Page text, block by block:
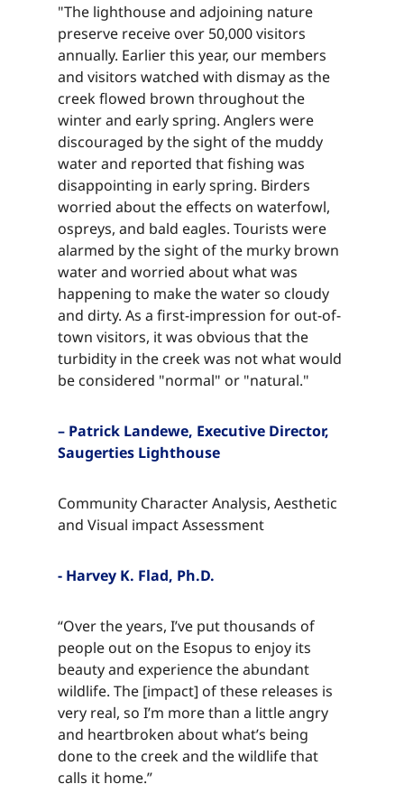
"The lighthouse and adjoining nature
preserve receive over 50,000 visitors
annually. Earlier this year, our members
and visitors watched with dismay as the
creek flowed brown throughout the
winter and early spring. Anglers were
discouraged by the sight of the muddy
water and reported that fishing was
disappointing in early spring. Birders
worried about the effects on waterfowl,
ospreys, and bald eagles. Tourists were
alarmed by the sight of the murky brown
water and worried about what was
happening to make the water so cloudy
and dirty. As a first-impression for out-of-
town visitors, it was obvious that the
turbidity in the creek was not what would
be considered "normal" or "natural."​​​​‌ ‍ ​‍​‍‌‍ ‌ ​‍‌‍‍‌‌‍‌ ‌‍‍‌‌‍ ‍​‍​‍​ ‍‍​‍​‍‌ ​ ‌‍​‌‌‍ ‍‌‍‍‌‌ ‌​‌ ‍‌​‍ ‍‌‍‍‌‌‍ ​‍​‍​‍ ​​‍​‍‌‍‍​‌ ​‍‌‍‌‌‌‍‌‍​‍​‍​ ‍‍​‍​‍‌‍‍​‌ ‌​‌ ‌​‌ ​​‌ ​ ​ ‍‍​‍ ​‍ ‌‍​ ‌‍ ‌‌ ​ ​‍ ‍‌‍ ‌‌‍​‌‌‍‍‌‌‍ ‍​‍ ‍​ ​‍​ ​​​ ​‍​ ‌​‌ ​‍‌‍‌‌‌‍‌​‌‍‌‌‌ ​ ‌‍‍‌‌‍‌ ‌‍ ‍​‍ ‍‌ ​‍‌‍‍‌‌ ‌‍‌‍‌‌‌ ​‍‌‍‍ ‌‍‌‌‌‍‌‌‌ ​​‌‍‌‌‌ ​‍​‍ ‍‌‍ ‌ ​‍‌‍‌ ​‍ ‌‍‍‌‌‍ ‍‌ ‌​‌‍‌‌‌‍ ‍‌ ‌​​‍ ‌‍‌‌‌‍‌​‌‍‍‌‌ ‌​​‍ ‌‍ ‌‌‍ ‌‍‌​‌‍‌‌​ ‌‌ ​​‌ ​‍‌‍‌‌‌ ​ ‌‍‌‌‌‍ ‍‌ ‌​‌‍​‌‌ ‌​‌‍‍‌‌‍ ‌‍ ‍​ ‍ ‌‍‍‌‌‍‌​​ ‌​ ‌ ​ ​‌​ ​‌​ ​‌​ ​ ‌‍​‌​ ​​​ ​ ​‍ ‌​ ​‌​ ‌​​ ‌‌‌‍​ ​‍ ‌​ ‌​‌‍​‍​ ‌‌​ ‌ ​‍ ‌‌‍​‍​ ​​​ ‌‍‌‍​ ​‍ ‌​ ​​​ ‌ ​ ‌‌​ ​​​ ‍‌​ ​ ​ ​‍‌‍‌‍​ ​​​ ‍‌​ ​‌‌‍​‌​ ‍ ‌ ‌​‌ ‍‌‌ ​​‌‍‌‌​ ‌‌‍​‌‌ ​‍‌ ‌​‌‍‍‌‌‍​ ‌‍ ​‌‍‌‌​ ‍ ‌ ​​‌‍​‌‌ ‌​‌‍‍​​ ‌‌‍​ ‌‍ ‌‍ ‍‌ ‌​‌‍‌‌‌‍ ‍‌ ‌​​‍‌‌​ ‌‌‌​​‍‌‌ ‌‍‍ ‌‍‌‌‌ ‍‌​‍‌‌​ ​ ‌​‌​​‍‌‌​ ​ ‌​‌​​‍‌‌​ ​‍​ ​‍​ ​‍​ ‍​‌‍​ ‌‍​ ​ ‌​​ ‍‌‌‍​ ​ ‌‌​ ‌‍‌‍​ ​ ‌​​ ‍​​‍‌‌​ ​‍​ ​‍​‍‌‌​ ‌‌‌​‌​​‍ ‍‌‍​ ‌‍‍​‌‍‍‌‌‍ ​‌‍‌​‌ ​‍‌‍‌‌‌‍ ‍​‍‌‌​ ‌‌‌​​‍‌‌ ‌‍‍ ‌‍‌‌‌ ‍‌​‍‌‌​ ​ ‌​‌​​‍‌‌​ ​ ‌​‌​​‍‌‌​ ​‍​ ​‍​ ​‍​ ‍​‌‍​ ‌‍​ ​ ‌​​ ‍‌‌‍​ ​ ‌‌​ ‌‍‌‍​ ​ ‌​​ ‍​​ ​​​‍‌‌​ ​‍​ ​‍​‍‌‌​ ‌‌‌​‌​​‍ ‍‌ ‌​‌‍‌‌‌ ‍​‌ ‌​​ ‌‍​‍‌‍​‌‌ ​ ‌‍‌‌‌‌‌‌‌ ​‍‌‍ ​​ ‌‌‍‍​‌ ‌​‌ ‌​‌ ​​‌ ​ ​‍‌‌​ ​ ‌​​‌​‍‌‌​ ​‍‌​‌‍​‍‌‌​ ​‍‌​‌‍‌‍​ ‌‍ ‌‌ ​ ​‍ ‍‌‍ ‌‌‍​‌‌‍‍‌‌‍ ‍​‍ ‍​ ​‍​ ​​​ ​‍​ ‌​‌ ​‍‌‍‌‌‌‍‌​‌‍‌‌‌ ​ ‌‍‍‌‌‍‌ ‌‍ ‍​‍ ‍‌ ​‍‌‍‍‌‌ ‌‍‌‍‌‌‌ ​‍‌‍‍ ‌‍‌‌‌‍‌‌‌ ​​‌‍‌‌‌ ​‍​‍ ‍‌‍ ‌ ​‍‌‍‌ ​‍‌‍‌‍‍‌‌‍‌​​ ‌​ ‌ ​ ​‌​ ​‌​ ​‌​ ​ ‌‍​‌​ ​​​ ​ ​‍ ‌​ ​‌​ ‌​​ ‌‌‌‍​ ​‍ ‌​ ‌​‌‍​‍​ ‌‌​ ‌ ​‍ ‌‌‍​‍​ ​​​ ‌‍‌‍​ ​‍ ‌​ ​​​ ‌ ​ ‌‌​ ​​​ ‍‌​ ​ ​ ​‍‌‍‌‍​ ​​​ ‍‌​ ​‌‌‍​‌​‍‌‍‌ ‌​‌ ‍‌‌ ​​‌‍‌‌​ ‌‌‍​‌‌ ​‍‌ ‌​‌‍‍‌‌‍​ ‌‍ ​‌‍‌‌​‍‌‍‌ ​​‌‍​‌‌ ‌​‌‍‍​​ ‌‌‍​ ‌‍ ‌‍ ‍‌ ‌​‌‍‌‌‌‍ ‍‌ ‌​​‍‌‌​ ‌‌‌​​‍‌‌ ‌‍‍ ‌‍‌‌‌ ‍‌​‍‌‌​ ​ ‌​‌​​‍‌‌​ ​ ‌​‌​​‍‌‌​ ​‍​ ​‍​ ​‍​ ‍​‌‍​ ‌‍​ ​ ‌​​ ‍‌‌‍​ ​ ‌‌​ ‌‍‌‍​ ​ ‌​​ ‍​​‍‌‌​ ​‍​ ​‍​‍‌‌​ ‌‌‌​‌​​‍ ‍‌‍​ ‌‍‍​‌‍‍‌‌‍ ​‌‍‌​‌ ​‍‌‍‌‌‌‍ ‍​‍‌‌​ ‌‌‌​​‍‌‌ ‌‍‍ ‌‍‌‌‌ ‍‌​‍‌‌​ ​ ‌​‌​​‍‌‌​ ​ ‌​‌​​‍‌‌​ ​‍​ ​‍​ ​‍​ ‍​‌‍​ ‌‍​ ​ ‌​​ ‍‌‌‍​ ​ ‌‌​ ‌‍‌‍​ ​ ‌​​ ‍​​ ​​​‍‌‌​ ​‍​ ​‍​‍‌‌​ ‌‌‌​‌​​‍ ‍‌ ‌​‌‍‌‌‌ ‍​‌ ‌​​‍‌‍‌ ​​‌‍‌‌‌ ​‍‌ ​ ‌ ​​‌‍‌‌‌‍​ ‌ ‌​‌‍‍‌‌ ‌‍‌‍‌‌​ ‌‌ ​​‌ ‌‌‌‍​‍‌‍ ​‌‍‍‌‌ ​ ‌‍‍​‌‍‌‌‌‍‌​​‍​‍‌ ‌
– Patrick Landewe, Executive Director,
Saugerties Lighthouse​​​​‌ ‍ ​‍​‍‌‍ ‌ ​‍‌‍‍‌‌‍‌ ‌‍‍‌‌‍ ‍​‍​‍​ ‍‍​‍​‍‌ ​ ‌‍​‌‌‍ ‍‌‍‍‌‌ ‌​‌ ‍‌​‍ ‍‌‍‍‌‌‍ ​‍​‍​‍ ​​‍​‍‌‍‍​‌ ​‍‌‍‌‌‌‍‌‍​‍​‍​ ‍‍​‍​‍‌‍‍​‌ ‌​‌ ‌​‌ ​​‌ ​ ​ ‍‍​‍ ​‍ ‌‍​ ‌‍ ‌‌ ​ ​‍ ‍‌‍ ‌‌‍​‌‌‍‍‌‌‍ ‍​‍ ‍​ ​‍​ ​​​ ​‍​ ‌​‌ ​‍‌‍‌‌‌‍‌​‌‍‌‌‌ ​ ‌‍‍‌‌‍‌ ‌‍ ‍​‍ ‍‌ ​‍‌‍‍‌‌ ‌‍‌‍‌‌‌ ​‍‌‍‍ ‌‍‌‌‌‍‌‌‌ ​​‌‍‌‌‌ ​‍​‍ ‍‌‍ ‌ ​‍‌‍‌ ​‍ ‌‍‍‌‌‍ ‍‌ ‌​‌‍‌‌‌‍ ‍‌ ‌​​‍ ‌‍‌‌‌‍‌​‌‍‍‌‌ ‌​​‍ ‌‍ ‌‌‍ ‌‍‌​‌‍‌‌​ ‌‌ ​​‌ ​‍‌‍‌‌‌ ​ ‌‍‌‌‌‍ ‍‌ ‌​‌‍​‌‌ ‌​‌‍‍‌‌‍ ‌‍ ‍​ ‍ ‌‍‍‌‌‍‌​​ ‌​ ‌ ​ ​‌​ ​‌​ ​‌​ ​ ‌‍​‌​ ​​​ ​ ​‍ ‌​ ​‌​ ‌​​ ‌‌‌‍​ ​‍ ‌​ ‌​‌‍​‍​ ‌‌​ ‌ ​‍ ‌‌‍​‍​ ​​​ ‌‍‌‍​ ​‍ ‌​ ​​​ ‌ ​ ‌‌​ ​​​ ‍‌​ ​ ​ ​‍‌‍‌‍​ ​​​ ‍‌​ ​‌‌‍​‌​ ‍ ‌ ‌​‌ ‍‌‌ ​​‌‍‌‌​ ‌‌‍​‌‌ ​‍‌ ‌​‌‍‍‌‌‍​ ‌‍ ​‌‍‌‌​ ‍ ‌ ​​‌‍​‌‌ ‌​‌‍‍​​ ‌‌‍​ ‌‍ ‌‍ ‍‌ ‌​‌‍‌‌‌‍ ‍‌ ‌​​‍‌‌​ ‌‌‌​​‍‌‌ ‌‍‍ ‌‍‌‌‌ ‍‌​‍‌‌​ ​ ‌​‌​​‍‌‌​ ​ ‌​‌​​‍‌‌​ ​‍​ ​‍​ ‌​​ ‌‌‌‍​ ​ ​ ​ ​ ‌‍‌​​ ‍‌‌‍‌‍​ ‍‌​ ​‍​ ​ ​ ‍‌​‍‌‌​ ​‍​ ​‍​‍‌‌​ ‌‌‌​‌​​‍ ‍‌‍​ ‌‍‍​‌‍‍‌‌‍ ​‌‍‌​‌ ​‍‌‍‌‌‌‍ ‍​‍‌‌​ ‌‌‌​​‍‌‌ ‌‍‍ ‌‍‌‌‌ ‍‌​‍‌‌​ ​ ‌​‌​​‍‌‌​ ​ ‌​‌​​‍‌‌​ ​‍​ ​‍​ ‌​​ ‌‌‌‍​ ​ ​ ​ ​ ‌‍‌​​ ‍‌‌‍‌‍​ ‍‌​ ​‍​ ​ ​ ‍‌​ ​​​‍‌‌​ ​‍​ ​‍​‍‌‌​ ‌‌‌​‌​​‍ ‍‌ ‌​‌‍‌‌‌ ‍​‌ ‌​​ ‌‍​‍‌‍​‌‌ ​ ‌‍‌‌‌‌‌‌‌ ​‍‌‍ ​​ ‌‌‍‍​‌ ‌​‌ ‌​‌ ​​‌ ​ ​‍‌‌​ ​ ‌​​‌​‍‌‌​ ​‍‌​‌‍​‍‌‌​ ​‍‌​‌‍‌‍​ ‌‍ ‌‌ ​ ​‍ ‍‌‍ ‌‌‍​‌‌‍‍‌‌‍ ‍​‍ ‍​ ​‍​ ​​​ ​‍​ ‌​‌ ​‍‌‍‌‌‌‍‌​‌‍‌‌‌ ​ ‌‍‍‌‌‍‌ ‌‍ ‍​‍ ‍‌ ​‍‌‍‍‌‌ ‌‍‌‍‌‌‌ ​‍‌‍‍ ‌‍‌‌‌‍‌‌‌ ​​‌‍‌‌‌ ​‍​‍ ‍‌‍ ‌ ​‍‌‍‌ ​‍‌‍‌‍‍‌‌‍‌​​ ‌​ ‌ ​ ​‌​ ​‌​ ​‌​ ​ ‌‍​‌​ ​​​ ​ ​‍ ‌​ ​‌​ ‌​​ ‌‌‌‍​ ​‍ ‌​ ‌​‌‍​‍​ ‌‌​ ‌ ​‍ ‌‌‍​‍​ ​​​ ‌‍‌‍​ ​‍ ‌​ ​​​ ‌ ​ ‌‌​ ​​​ ‍‌​ ​ ​ ​‍‌‍‌‍​ ​​​ ‍‌​ ​‌‌‍​‌​‍‌‍‌ ‌​‌ ‍‌‌ ​​‌‍‌‌​ ‌‌‍​‌‌ ​‍‌ ‌​‌‍‍‌‌‍​ ‌‍ ​‌‍‌‌​‍‌‍‌ ​​‌‍​‌‌ ‌​‌‍‍​​ ‌‌‍​ ‌‍ ‌‍ ‍‌ ‌​‌‍‌‌‌‍ ‍‌ ‌​​‍‌‌​ ‌‌‌​​‍‌‌ ‌‍‍ ‌‍‌‌‌ ‍‌​‍‌‌​ ​ ‌​‌​​‍‌‌​ ​ ‌​‌​​‍‌‌​ ​‍​ ​‍​ ‌​​ ‌‌‌‍​ ​ ​ ​ ​ ‌‍‌​​ ‍‌‌‍‌‍​ ‍‌​ ​‍​ ​ ​ ‍‌​‍‌‌​ ​‍​ ​‍​‍‌‌​ ‌‌‌​‌​​‍ ‍‌‍​ ‌‍‍​‌‍‍‌‌‍ ​‌‍‌​‌ ​‍‌‍‌‌‌‍ ‍​‍‌‌​ ‌‌‌​​‍‌‌ ‌‍‍ ‌‍‌‌‌ ‍‌​‍‌‌​ ​ ‌​‌​​‍‌‌​ ​ ‌​‌​​‍‌‌​ ​‍​ ​‍​ ‌​​ ‌‌‌‍​ ​ ​ ​ ​ ‌‍‌​​ ‍‌‌‍‌‍​ ‍‌​ ​‍​ ​ ​ ‍‌​ ​​​‍‌‌​ ​‍​ ​‍​‍‌‌​ ‌‌‌​‌​​‍ ‍‌ ‌​‌‍‌‌‌ ‍​‌ ‌​​‍‌‍‌ ​​‌‍‌‌‌ ​‍‌ ​ ‌ ​​‌‍‌‌‌‍​ ‌ ‌​‌‍‍‌‌ ‌‍‌‍‌‌​ ‌‌ ​​‌ ‌‌‌‍​‍‌‍ ​‌‍‍‌‌ ​ ‌‍‍​‌‍‌‌‌‍‌​​‍​‍‌ ‌
Community Character Analysis, Aesthetic
and Visual impact Assessment​​​​‌ ‍ ​‍​‍‌‍ ‌ ​‍‌‍‍‌‌‍‌ ‌‍‍‌‌‍ ‍​‍​‍​ ‍‍​‍​‍‌ ​ ‌‍​‌‌‍ ‍‌‍‍‌‌ ‌​‌ ‍‌​‍ ‍‌‍‍‌‌‍ ​‍​‍​‍ ​​‍​‍‌‍‍​‌ ​‍‌‍‌‌‌‍‌‍​‍​‍​ ‍‍​‍​‍‌‍‍​‌ ‌​‌ ‌​‌ ​​‌ ​ ​ ‍‍​‍ ​‍ ‌‍​ ‌‍ ‌‌ ​ ​‍ ‍‌‍ ‌‌‍​‌‌‍‍‌‌‍ ‍​‍ ‍​ ​‍​ ​​​ ​‍​ ‌​‌ ​‍‌‍‌‌‌‍‌​‌‍‌‌‌ ​ ‌‍‍‌‌‍‌ ‌‍ ‍​‍ ‍‌ ​‍‌‍‍‌‌ ‌‍‌‍‌‌‌ ​‍‌‍‍ ‌‍‌‌‌‍‌‌‌ ​​‌‍‌‌‌ ​‍​‍ ‍‌‍ ‌ ​‍‌‍‌ ​‍ ‌‍‍‌‌‍ ‍‌ ‌​‌‍‌‌‌‍ ‍‌ ‌​​‍ ‌‍‌‌‌‍‌​‌‍‍‌‌ ‌​​‍ ‌‍ ‌‌‍ ‌‍‌​‌‍‌‌​ ‌‌ ​​‌ ​‍‌‍‌‌‌ ​ ‌‍‌‌‌‍ ‍‌ ‌​‌‍​‌‌ ‌​‌‍‍‌‌‍ ‌‍ ‍​ ‍ ‌‍‍‌‌‍‌​​ ‌​ ‌ ​ ​‌​ ​‌​ ​‌​ ​ ‌‍​‌​ ​​​ ​ ​‍ ‌​ ​‌​ ‌​​ ‌‌‌‍​ ​‍ ‌​ ‌​‌‍​‍​ ‌‌​ ‌ ​‍ ‌‌‍​‍​ ​​​ ‌‍‌‍​ ​‍ ‌​ ​​​ ‌ ​ ‌‌​ ​​​ ‍‌​ ​ ​ ​‍‌‍‌‍​ ​​​ ‍‌​ ​‌‌‍​‌​ ‍ ‌ ‌​‌ ‍‌‌ ​​‌‍‌‌​ ‌‌‍​‌‌ ​‍‌ ‌​‌‍‍‌‌‍​ ‌‍ ​‌‍‌‌​ ‍ ‌ ​​‌‍​‌‌ ‌​‌‍‍​​ ‌‌‍​ ‌‍ ‌‍ ‍‌ ‌​‌‍‌‌‌‍ ‍‌ ‌​​‍‌‌​ ‌‌‌​​‍‌‌ ‌‍‍ ‌‍‌‌‌ ‍‌​‍‌‌​ ​ ‌​‌​​‍‌‌​ ​ ‌​‌​​‍‌‌​ ​‍​ ​‍‌‍‌‌‌‍‌‍​ ‍​​ ​ ​ ‌‌‌‍​‌‌‍‌​​ ‌‌​ ‌‍​ ‌ ​ ​​​ ​‌​‍‌‌​ ​‍​ ​‍​‍‌‌​ ‌‌‌​‌​​‍ ‍‌‍​ ‌‍‍​‌‍‍‌‌‍ ​‌‍‌​‌ ​‍‌‍‌‌‌‍ ‍​‍‌‌​ ‌‌‌​​‍‌‌ ‌‍‍ ‌‍‌‌‌ ‍‌​‍‌‌​ ​ ‌​‌​​‍‌‌​ ​ ‌​‌​​‍‌‌​ ​‍​ ​‍‌‍‌‌‌‍‌‍​ ‍​​ ​ ​ ‌‌‌‍​‌‌‍‌​​ ‌‌​ ‌‍​ ‌ ​ ​​​ ​‌​ ​​​‍‌‌​ ​‍​ ​‍​‍‌‌​ ‌‌‌​‌​​‍ ‍‌ ‌​‌‍‌‌‌ ‍​‌ ‌​​ ‌‍​‍‌‍​‌‌ ​ ‌‍‌‌‌‌‌‌‌ ​‍‌‍ ​​ ‌‌‍‍​‌ ‌​‌ ‌​‌ ​​‌ ​ ​‍‌‌​ ​ ‌​​‌​‍‌‌​ ​‍‌​‌‍​‍‌‌​ ​‍‌​‌‍‌‍​ ‌‍ ‌‌ ​ ​‍ ‍‌‍ ‌‌‍​‌‌‍‍‌‌‍ ‍​‍ ‍​ ​‍​ ​​​ ​‍​ ‌​‌ ​‍‌‍‌‌‌‍‌​‌‍‌‌‌ ​ ‌‍‍‌‌‍‌ ‌‍ ‍​‍ ‍‌ ​‍‌‍‍‌‌ ‌‍‌‍‌‌‌ ​‍‌‍‍ ‌‍‌‌‌‍‌‌‌ ​​‌‍‌‌‌ ​‍​‍ ‍‌‍ ‌ ​‍‌‍‌ ​‍‌‍‌‍‍‌‌‍‌​​ ‌​ ‌ ​ ​‌​ ​‌​ ​‌​ ​ ‌‍​‌​ ​​​ ​ ​‍ ‌​ ​‌​ ‌​​ ‌‌‌‍​ ​‍ ‌​ ‌​‌‍​‍​ ‌‌​ ‌ ​‍ ‌‌‍​‍​ ​​​ ‌‍‌‍​ ​‍ ‌​ ​​​ ‌ ​ ‌‌​ ​​​ ‍‌​ ​ ​ ​‍‌‍‌‍​ ​​​ ‍‌​ ​‌‌‍​‌​‍‌‍‌ ‌​‌ ‍‌‌ ​​‌‍‌‌​ ‌‌‍​‌‌ ​‍‌ ‌​‌‍‍‌‌‍​ ‌‍ ​‌‍‌‌​‍‌‍‌ ​​‌‍​‌‌ ‌​‌‍‍​​ ‌‌‍​ ‌‍ ‌‍ ‍‌ ‌​‌‍‌‌‌‍ ‍‌ ‌​​‍‌‌​ ‌‌‌​​‍‌‌ ‌‍‍ ‌‍‌‌‌ ‍‌​‍‌‌​ ​ ‌​‌​​‍‌‌​ ​ ‌​‌​​‍‌‌​ ​‍​ ​‍‌‍‌‌‌‍‌‍​ ‍​​ ​ ​ ‌‌‌‍​‌‌‍‌​​ ‌‌​ ‌‍​ ‌ ​ ​​​ ​‌​‍‌‌​ ​‍​ ​‍​‍‌‌​ ‌‌‌​‌​​‍ ‍‌‍​ ‌‍‍​‌‍‍‌‌‍ ​‌‍‌​‌ ​‍‌‍‌‌‌‍ ‍​‍‌‌​ ‌‌‌​​‍‌‌ ‌‍‍ ‌‍‌‌‌ ‍‌​‍‌‌​ ​ ‌​‌​​‍‌‌​ ​ ‌​‌​​‍‌‌​ ​‍​ ​‍‌‍‌‌‌‍‌‍​ ‍​​ ​ ​ ‌‌‌‍​‌‌‍‌​​ ‌‌​ ‌‍​ ‌ ​ ​​​ ​‌​ ​​​‍‌‌​ ​‍​ ​‍​‍‌‌​ ‌‌‌​‌​​‍ ‍‌ ‌​‌‍‌‌‌ ‍​‌ ‌​​‍‌‍‌ ​​‌‍‌‌‌ ​‍‌ ​ ‌ ​​‌‍‌‌‌‍​ ‌ ‌​‌‍‍‌‌ ‌‍‌‍‌‌​ ‌‌ ​​‌ ‌‌‌‍​‍‌‍ ​‌‍‍‌‌ ​ ‌‍‍​‌‍‌‌‌‍‌​​‍​‍‌ ‌
- Harvey K. Flad, Ph.D.​​​​‌ ‍ ​‍​‍‌‍ ‌ ​‍‌‍‍‌‌‍‌ ‌‍‍‌‌‍ ‍​‍​‍​ ‍‍​‍​‍‌ ​ ‌‍​‌‌‍ ‍‌‍‍‌‌ ‌​‌ ‍‌​‍ ‍‌‍‍‌‌‍ ​‍​‍​‍ ​​‍​‍‌‍‍​‌ ​‍‌‍‌‌‌‍‌‍​‍​‍​ ‍‍​‍​‍‌‍‍​‌ ‌​‌ ‌​‌ ​​‌ ​ ​ ‍‍​‍ ​‍ ‌‍​ ‌‍ ‌‌ ​ ​‍ ‍‌‍ ‌‌‍​‌‌‍‍‌‌‍ ‍​‍ ‍​ ​‍​ ​​​ ​‍​ ‌​‌ ​‍‌‍‌‌‌‍‌​‌‍‌‌‌ ​ ‌‍‍‌‌‍‌ ‌‍ ‍​‍ ‍‌ ​‍‌‍‍‌‌ ‌‍‌‍‌‌‌ ​‍‌‍‍ ‌‍‌‌‌‍‌‌‌ ​​‌‍‌‌‌ ​‍​‍ ‍‌‍ ‌ ​‍‌‍‌ ​‍ ‌‍‍‌‌‍ ‍‌ ‌​‌‍‌‌‌‍ ‍‌ ‌​​‍ ‌‍‌‌‌‍‌​‌‍‍‌‌ ‌​​‍ ‌‍ ‌‌‍ ‌‍‌​‌‍‌‌​ ‌‌ ​​‌ ​‍‌‍‌‌‌ ​ ‌‍‌‌‌‍ ‍‌ ‌​‌‍​‌‌ ‌​‌‍‍‌‌‍ ‌‍ ‍​ ‍ ‌‍‍‌‌‍‌​​ ‌​ ‌ ​ ​‌​ ​‌​ ​‌​ ​ ‌‍​‌​ ​​​ ​ ​‍ ‌​ ​‌​ ‌​​ ‌‌‌‍​ ​‍ ‌​ ‌​‌‍​‍​ ‌‌​ ‌ ​‍ ‌‌‍​‍​ ​​​ ‌‍‌‍​ ​‍ ‌​ ​​​ ‌ ​ ‌‌​ ​​​ ‍‌​ ​ ​ ​‍‌‍‌‍​ ​​​ ‍‌​ ​‌‌‍​‌​ ‍ ‌ ‌​‌ ‍‌‌ ​​‌‍‌‌​ ‌‌‍​‌‌ ​‍‌ ‌​‌‍‍‌‌‍​ ‌‍ ​‌‍‌‌​ ‍ ‌ ​​‌‍​‌‌ ‌​‌‍‍​​ ‌‌‍​ ‌‍ ‌‍ ‍‌ ‌​‌‍‌‌‌‍ ‍‌ ‌​​‍‌‌​ ‌‌‌​​‍‌‌ ‌‍‍ ‌‍‌‌‌ ‍‌​‍‌‌​ ​ ‌​‌​​‍‌‌​ ​ ‌​‌​​‍‌‌​ ​‍​ ​‍‌‍‌‍​ ​​​ ​‌‌‍​‍​ ‌‌‌‍​‌​ ​​‌‍‌‌​ ‍‌​ ‌ ‌‍​‍​ ‍‌​‍‌‌​ ​‍​ ​‍​‍‌‌​ ‌‌‌​‌​​‍ ‍‌‍​ ‌‍‍​‌‍‍‌‌‍ ​‌‍‌​‌ ​‍‌‍‌‌‌‍ ‍​‍‌‌​ ‌‌‌​​‍‌‌ ‌‍‍ ‌‍‌‌‌ ‍‌​‍‌‌​ ​ ‌​‌​​‍‌‌​ ​ ‌​‌​​‍‌‌​ ​‍​ ​‍‌‍‌‍​ ​​​ ​‌‌‍​‍​ ‌‌‌‍​‌​ ​​‌‍‌‌​ ‍‌​ ‌ ‌‍​‍​ ‍‌​ ​​​‍‌‌​ ​‍​ ​‍​‍‌‌​ ‌‌‌​‌​​‍ ‍‌ ‌​‌‍‌‌‌ ‍​‌ ‌​​ ‌‍​‍‌‍​‌‌ ​ ‌‍‌‌‌‌‌‌‌ ​‍‌‍ ​​ ‌‌‍‍​‌ ‌​‌ ‌​‌ ​​‌ ​ ​‍‌‌​ ​ ‌​​‌​‍‌‌​ ​‍‌​‌‍​‍‌‌​ ​‍‌​‌‍‌‍​ ‌‍ ‌‌ ​ ​‍ ‍‌‍ ‌‌‍​‌‌‍‍‌‌‍ ‍​‍ ‍​ ​‍​ ​​​ ​‍​ ‌​‌ ​‍‌‍‌‌‌‍‌​‌‍‌‌‌ ​ ‌‍‍‌‌‍‌ ‌‍ ‍​‍ ‍‌ ​‍‌‍‍‌‌ ‌‍‌‍‌‌‌ ​‍‌‍‍ ‌‍‌‌‌‍‌‌‌ ​​‌‍‌‌‌ ​‍​‍ ‍‌‍ ‌ ​‍‌‍‌ ​‍‌‍‌‍‍‌‌‍‌​​ ‌​ ‌ ​ ​‌​ ​‌​ ​‌​ ​ ‌‍​‌​ ​​​ ​ ​‍ ‌​ ​‌​ ‌​​ ‌‌‌‍​ ​‍ ‌​ ‌​‌‍​‍​ ‌‌​ ‌ ​‍ ‌‌‍​‍​ ​​​ ‌‍‌‍​ ​‍ ‌​ ​​​ ‌ ​ ‌‌​ ​​​ ‍‌​ ​ ​ ​‍‌‍‌‍​ ​​​ ‍‌​ ​‌‌‍​‌​‍‌‍‌ ‌​‌ ‍‌‌ ​​‌‍‌‌​ ‌‌‍​‌‌ ​‍‌ ‌​‌‍‍‌‌‍​ ‌‍ ​‌‍‌‌​‍‌‍‌ ​​‌‍​‌‌ ‌​‌‍‍​​ ‌‌‍​ ‌‍ ‌‍ ‍‌ ‌​‌‍‌‌‌‍ ‍‌ ‌​​‍‌‌​ ‌‌‌​​‍‌‌ ‌‍‍ ‌‍‌‌‌ ‍‌​‍‌‌​ ​ ‌​‌​​‍‌‌​ ​ ‌​‌​​‍‌‌​ ​‍​ ​‍‌‍‌‍​ ​​​ ​‌‌‍​‍​ ‌‌‌‍​‌​ ​​‌‍‌‌​ ‍‌​ ‌ ‌‍​‍​ ‍‌​‍‌‌​ ​‍​ ​‍​‍‌‌​ ‌‌‌​‌​​‍ ‍‌‍​ ‌‍‍​‌‍‍‌‌‍ ​‌‍‌​‌ ​‍‌‍‌‌‌‍ ‍​‍‌‌​ ‌‌‌​​‍‌‌ ‌‍‍ ‌‍‌‌‌ ‍‌​‍‌‌​ ​ ‌​‌​​‍‌‌​ ​ ‌​‌​​‍‌‌​ ​‍​ ​‍‌‍‌‍​ ​​​ ​‌‌‍​‍​ ‌‌‌‍​‌​ ​​‌‍‌‌​ ‍‌​ ‌ ‌‍​‍​ ‍‌​ ​​​‍‌‌​ ​‍​ ​‍​‍‌‌​ ‌‌‌​‌​​‍ ‍‌ ‌​‌‍‌‌‌ ‍​‌ ‌​​‍‌‍‌ ​​‌‍‌‌‌ ​‍‌ ​ ‌ ​​‌‍‌‌‌‍​ ‌ ‌​‌‍‍‌‌ ‌‍‌‍‌‌​ ‌‌ ​​‌ ‌‌‌‍​‍‌‍ ​‌‍‍‌‌ ​ ‌‍‍​‌‍‌‌‌‍‌​​‍​‍‌ ‌
“Over the years, I’ve put thousands of
people out on the Esopus to enjoy its
beauty and experience the abundant
wildlife. The [impact] of these releases is
very real, so I’m more than a little angry
and heartbroken about what’s being
done to the creek and the wildlife that
calls it home.”​​​​‌ ‍ ​‍​‍‌‍ ‌ ​‍‌‍‍‌‌‍‌ ‌‍‍‌‌‍ ‍​‍​‍​ ‍‍​‍​‍‌ ​ ‌‍​‌‌‍ ‍‌‍‍‌‌ ‌​‌ ‍‌​‍ ‍‌‍‍‌‌‍ ​‍​‍​‍ ​​‍​‍‌‍‍​‌ ​‍‌‍‌‌‌‍‌‍​‍​‍​ ‍‍​‍​‍‌‍‍​‌ ‌​‌ ‌​‌ ​​‌ ​ ​ ‍‍​‍ ​‍ ‌‍​ ‌‍ ‌‌ ​ ​‍ ‍‌‍ ‌‌‍​‌‌‍‍‌‌‍ ‍​‍ ‍​ ​‍​ ​​​ ​‍​ ‌​‌ ​‍‌‍‌‌‌‍‌​‌‍‌‌‌ ​ ‌‍‍‌‌‍‌ ‌‍ ‍​‍ ‍‌ ​‍‌‍‍‌‌ ‌‍‌‍‌‌‌ ​‍‌‍‍ ‌‍‌‌‌‍‌‌‌ ​​‌‍‌‌‌ ​‍​‍ ‍‌‍ ‌ ​‍‌‍‌ ​‍ ‌‍‍‌‌‍ ‍‌ ‌​‌‍‌‌‌‍ ‍‌ ‌​​‍ ‌‍‌‌‌‍‌​‌‍‍‌‌ ‌​​‍ ‌‍ ‌‌‍ ‌‍‌​‌‍‌‌​ ‌‌ ​​‌ ​‍‌‍‌‌‌ ​ ‌‍‌‌‌‍ ‍‌ ‌​‌‍​‌‌ ‌​‌‍‍‌‌‍ ‌‍ ‍​ ‍ ‌‍‍‌‌‍‌​​ ‌​ ‌ ​ ​‌​ ​‌​ ​‌​ ​ ‌‍​‌​ ​​​ ​ ​‍ ‌​ ​‌​ ‌​​ ‌‌‌‍​ ​‍ ‌​ ‌​‌‍​‍​ ‌‌​ ‌ ​‍ ‌‌‍​‍​ ​​​ ‌‍‌‍​ ​‍ ‌​ ​​​ ‌ ​ ‌‌​ ​​​ ‍‌​ ​ ​ ​‍‌‍‌‍​ ​​​ ‍‌​ ​‌‌‍​‌​ ‍ ‌ ‌​‌ ‍‌‌ ​​‌‍‌‌​ ‌‌‍​‌‌ ​‍‌ ‌​‌‍‍‌‌‍​ ‌‍ ​‌‍‌‌​ ‍ ‌ ​​‌‍​‌‌ ‌​‌‍‍​​ ‌‌‍​ ‌‍ ‌‍ ‍‌ ‌​‌‍‌‌‌‍ ‍‌ ‌​​‍‌‌​ ‌‌‌​​‍‌‌ ‌‍‍ ‌‍‌‌‌ ‍‌​‍‌‌​ ​ ‌​‌​​‍‌‌​ ​ ‌​‌​​‍‌‌​ ​‍​ ​‍‌‍‌​​ ‌ ​ ​‌​ ‍​‌‍​‌​ ‍​​ ​​‌‍‌​​ ‍​‌‍‌​‌‍​‌​ ​ ​‍‌‌​ ​‍​ ​‍​‍‌‌​ ‌‌‌​‌​​‍ ‍‌‍​ ‌‍‍​‌‍‍‌‌‍ ​‌‍‌​‌ ​‍‌‍‌‌‌‍ ‍​‍‌‌​ ‌‌‌​​‍‌‌ ‌‍‍ ‌‍‌‌‌ ‍‌​‍‌‌​ ​ ‌​‌​​‍‌‌​ ​ ‌​‌​​‍‌‌​ ​‍​ ​‍‌‍‌​​ ‌ ​ ​‌​ ‍​‌‍​‌​ ‍​​ ​​‌‍‌​​ ‍​‌‍‌​‌‍​‌​ ​ ​ ​​​‍‌‌​ ​‍​ ​‍​‍‌‌​ ‌‌‌​‌​​‍ ‍‌ ‌​‌‍‌‌‌ ‍​‌ ‌​​ ‌‍​‍‌‍​‌‌ ​ ‌‍‌‌‌‌‌‌‌ ​‍‌‍ ​​ ‌‌‍‍​‌ ‌​‌ ‌​‌ ​​‌ ​ ​‍‌‌​ ​ ‌​​‌​‍‌‌​ ​‍‌​‌‍​‍‌‌​ ​‍‌​‌‍‌‍​ ‌‍ ‌‌ ​ ​‍ ‍‌‍ ‌‌‍​‌‌‍‍‌‌‍ ‍​‍ ‍​ ​‍​ ​​​ ​‍​ ‌​‌ ​‍‌‍‌‌‌‍‌​‌‍‌‌‌ ​ ‌‍‍‌‌‍‌ ‌‍ ‍​‍ ‍‌ ​‍‌‍‍‌‌ ‌‍‌‍‌‌‌ ​‍‌‍‍ ‌‍‌‌‌‍‌‌‌ ​​‌‍‌‌‌ ​‍​‍ ‍‌‍ ‌ ​‍‌‍‌ ​‍‌‍‌‍‍‌‌‍‌​​ ‌​ ‌ ​ ​‌​ ​‌​ ​‌​ ​ ‌‍​‌​ ​​​ ​ ​‍ ‌​ ​‌​ ‌​​ ‌‌‌‍​ ​‍ ‌​ ‌​‌‍​‍​ ‌‌​ ‌ ​‍ ‌‌‍​‍​ ​​​ ‌‍‌‍​ ​‍ ‌​ ​​​ ‌ ​ ‌‌​ ​​​ ‍‌​ ​ ​ ​‍‌‍‌‍​ ​​​ ‍‌​ ​‌‌‍​‌​‍‌‍‌ ‌​‌ ‍‌‌ ​​‌‍‌‌​ ‌‌‍​‌‌ ​‍‌ ‌​‌‍‍‌‌‍​ ‌‍ ​‌‍‌‌​‍‌‍‌ ​​‌‍​‌‌ ‌​‌‍‍​​ ‌‌‍​ ‌‍ ‌‍ ‍‌ ‌​‌‍‌‌‌‍ ‍‌ ‌​​‍‌‌​ ‌‌‌​​‍‌‌ ‌‍‍ ‌‍‌‌‌ ‍‌​‍‌‌​ ​ ‌​‌​​‍‌‌​ ​ ‌​‌​​‍‌‌​ ​‍​ ​‍‌‍‌​​ ‌ ​ ​‌​ ‍​‌‍​‌​ ‍​​ ​​‌‍‌​​ ‍​‌‍‌​‌‍​‌​ ​ ​‍‌‌​ ​‍​ ​‍​‍‌‌​ ‌‌‌​‌​​‍ ‍‌‍​ ‌‍‍​‌‍‍‌‌‍ ​‌‍‌​‌ ​‍‌‍‌‌‌‍ ‍​‍‌‌​ ‌‌‌​​‍‌‌ ‌‍‍ ‌‍‌‌‌ ‍‌​‍‌‌​ ​ ‌​‌​​‍‌‌​ ​ ‌​‌​​‍‌‌​ ​‍​ ​‍‌‍‌​​ ‌ ​ ​‌​ ‍​‌‍​‌​ ‍​​ ​​‌‍‌​​ ‍​‌‍‌​‌‍​‌​ ​ ​ ​​​‍‌‌​ ​‍​ ​‍​‍‌‌​ ‌‌‌​‌​​‍ ‍‌ ‌​‌‍‌‌‌ ‍​‌ ‌​​‍‌‍‌ ​​‌‍‌‌‌ ​‍‌ ​ ‌ ​​‌‍‌‌‌‍​ ‌ ‌​‌‍‍‌‌ ‌‍‌‍‌‌​ ‌‌ ​​‌ ‌‌‌‍​‍‌‍ ​‌‍‍‌‌ ​ ‌‍‍​‌‍‌‌‌‍‌​​‍​‍‌ ‌